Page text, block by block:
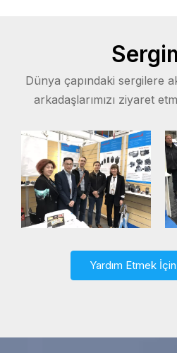
Dünya çapındaki sergilere
arkadaşlarımızı ziyaret
Yardım Etmek